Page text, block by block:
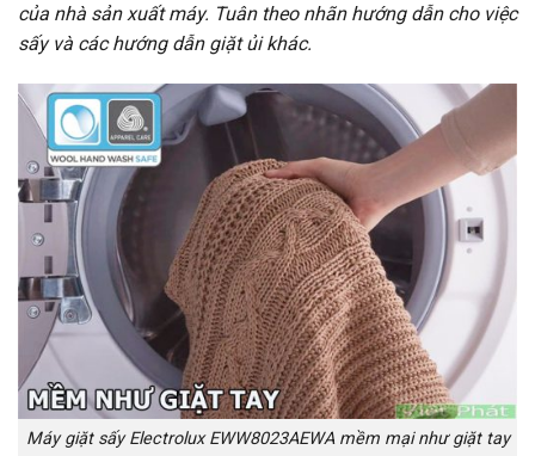
của nhà sản xuất máy. Tuân theo nhãn hướng dẫn cho việc
sấy và các hướng dẫn giặt ủi khác.
Máy giặt sấy Electrolux EWW8023AEWA mềm mại như giặt tay